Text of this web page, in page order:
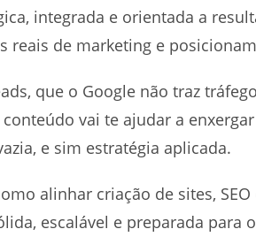
integrada e orientada a
reais de marketing e
que o Google não traz
vai te ajudar a
e sim estratégia aplicada.
alinhar criação de sites,
escalável e preparada para